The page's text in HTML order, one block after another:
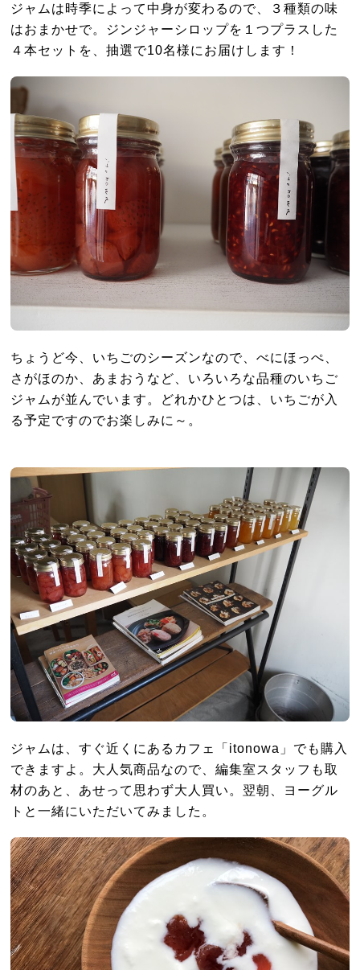
ジャムは時季によって中身が変わるので、３種類の味
はおまかせで。ジンジャーシロップを１つプラスした
４本セットを、抽選で10名様にお届けします！
ちょうど今、いちごのシーズンなので、べにほっぺ、
さがほのか、あまおうなど、いろいろな品種のいちご
ジャムが並んでいます。どれかひとつは、いちごが入
る予定ですのでお楽しみに～。
ジャムは、すぐ近くにあるカフェ「itonowa」でも購入
できますよ。大人気商品なので、編集室スタッフも取
材のあと、あせって思わず大人買い。翌朝、ヨーグル
トと一緒にいただいてみました。